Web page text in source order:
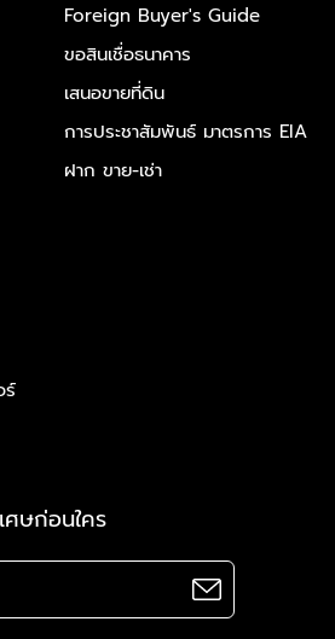
ร์
Foreign Buyer's Guide
ขอสินเชื่อธนาคาร
เสนอขายที่ดิน
การประชาสัมพันธ์ มาตรการ EIA
ฝาก ขาย-เช่า
ศษก่อนใคร